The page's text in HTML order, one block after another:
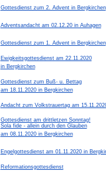
Gottesdienst zum 2. Advent in Bergkirchen
Adventsandacht am 02.12.20 in Auhagen
Gottesdienst zum 1. Advent in Bergkirchen
Ewigkeitsgottesdienst am 22.11.2020
in Bergkirchen
Gottesdienst zum Buß- u. Bettag
am 18.11.2020 in Bergkirchen
Andacht zum Volkstrauertag am
Gottesdienst am drittletzen Sonntag!
Sola fide - allein durch den Glauben
am 08.11.2020 in Bergkirchen
Engelgottesdienst am 01.11.2020 in
Reformationsgottesdienst